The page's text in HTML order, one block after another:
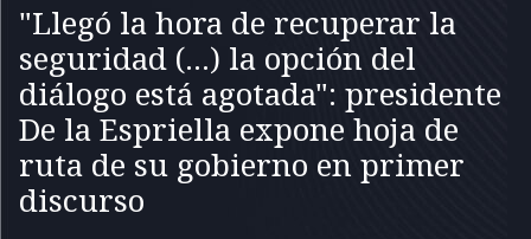
"Llegó la hora de recuperar la
seguridad (...) la opción del
diálogo está agotada": presidente
De la Espriella expone hoja de
ruta de su gobierno en primer
discurso